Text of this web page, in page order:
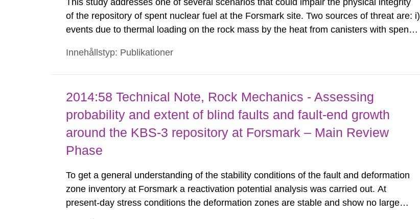
This study addresses one of several scenarios that could impair the physical integrity
of the repository of spent nuclear fuel at the Forsmark site. Two sources of threat are: i)
events due to thermal loading on the rock mass by the heat from canisters with spent
and zones intersecting the repository area.
Innehållstyp: Publikationer
2014:58 Technical Note, Rock Mechanics - Assessing
probability and extent of blind faults and fault-end growth
around the KBS-3 repository at Forsmark – Main Review
Phase
To get a general understanding of the stability conditions of the fault and deformation
zone inventory at Forsmark a reactivation potential analysis was carried out. At
present-day stress conditions the deformation zones are stable and show no large